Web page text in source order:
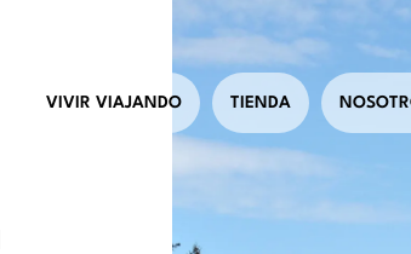
VIVIR VIAJANDO TIENDA